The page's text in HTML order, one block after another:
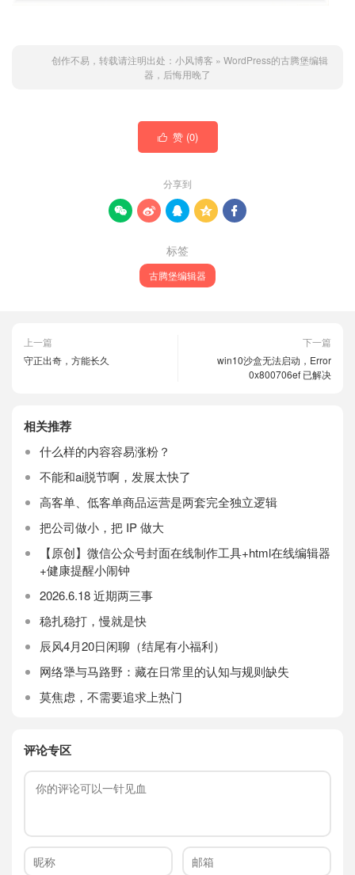
创作不易，转载请注明出处： 小风博客 » WordPress的古腾堡编辑
器，后悔用晚了
 赞 (0)
分享到
    
标签
古腾堡编辑器
上一篇
守正出奇，方能长久
下一篇
win10沙盒无法启动，Error
0x800706ef 已解决
相关推荐
什么样的内容容易涨粉？
不能和ai脱节啊，发展太快了
高客单、低客单商品运营是两套完全独立逻辑
把公司做小，把 IP 做大
【原创】微信公众号封面在线制作工具+html在线编辑器
+健康提醒小闹钟
2026.6.18 近期两三事
稳扎稳打，慢就是快
辰风4月20日闲聊（结尾有小福利）
网络犟与马路野：藏在日常里的认知与规则缺失
莫焦虑，不需要追求上热门
评论专区